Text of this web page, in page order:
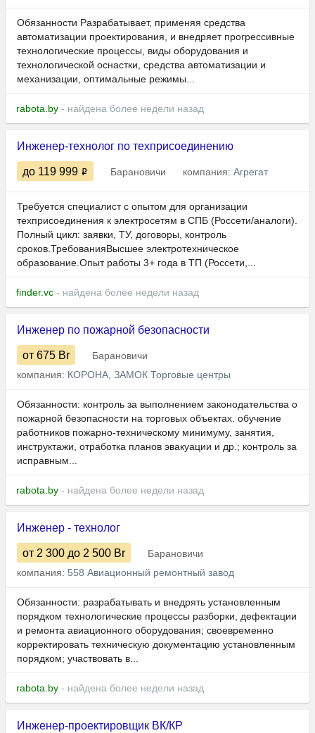
Обязанности Разрабатывает, применяя средства
автоматизации проектирования, и внедряет прогрессивные
технологические процессы, виды оборудования и
технологической оснастки, средства автоматизации и
механизации, оптимальные режимы...
rabota.by - найдена более недели назад
Инженер-технолог по техприсоединению
до 119 999 Барановичи компания: Агрегат
Требуется специалист с опытом для организации
техприсоединения к электросетям в СПБ (Россети/аналоги).
Полный цикл: заявки, ТУ, договоры, контроль
сроков.ТребованияВысшее электротехническое
образование.Опыт работы 3+ года в ТП (Россети,...
finder.vc - найдена более недели назад
Инженер по пожарной безопасности
от 675 Br
Барановичи
компания: КОРОНА, ЗАМОК Торговые центры
Обязанности: контроль за выполнением законодательства o
пожарной безопасности на торговых объектах. обучение
работников пожарно-техническому минимуму, занятия,
инструктажи, отработка планов эвакуации и др.; контроль за
исправным...
rabota.by - найдена более недели назад
Инженер - технолог
от 2 300 до 2 500 Br
Барановичи
компания: 558 Авиационный ремонтный завод
Обязанности: разрабатывать и внедрять установленным
порядком технологические процессы разборки, дефектации
и ремонта авиационного оборудования; своевременно
корректировать техническую документацию установленным
порядком; участвовать в...
rabota.by - найдена более недели назад
Инженер-проектировщик ВК/КР